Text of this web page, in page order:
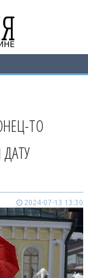
ТО
2024-07-13 13:30